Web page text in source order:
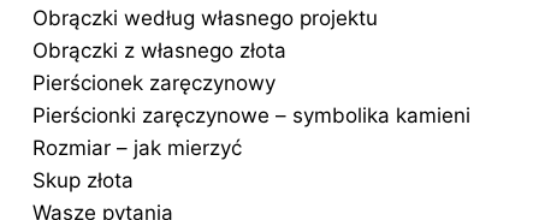
Obrączki według własnego projektu
Obrączki z własnego złota
Pierścionek zaręczynowy
Pierścionki zaręczynowe – symbolika kamieni
Rozmiar – jak mierzyć
Skup złota
Wasze pytania